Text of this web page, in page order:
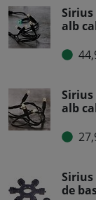
Sirius
alb
Sirius
alb
de